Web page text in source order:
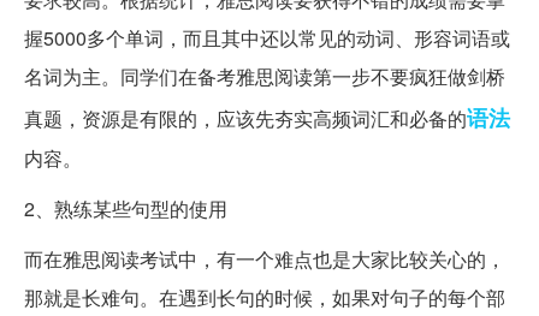
握5000多个单词，而且其中还以常见的动词、形容词语或
名词为主。同学们在备考雅思阅读第一步不要疯狂做剑桥
真题，资源是有限的，应该先夯实高频词汇和必备的语法
内容。
2、熟练某些句型的使用
而在雅思阅读考试中，有一个难点也是大家比较关心的，
那就是长难句。在遇到长句的时候，如果对句子的每个部